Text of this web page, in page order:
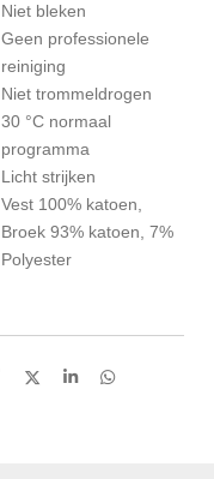
Niet bleken
Geen professionele
reiniging
Niet trommeldrogen
30 °C normaal
programma
Licht strijken
Vest 100% katoen,
Broek 93% katoen, 7%
Polyester
D
S
D